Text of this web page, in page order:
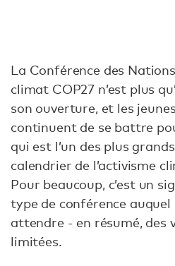
La Conférence des
climat COP27 n’est plus
son ouverture, et les
continuent de se battre
qui est l’un des plus
calendrier de l’activisme
Pour beaucoup, c’est un
type de conférence auquel
attendre - en résumé, des
limitées.